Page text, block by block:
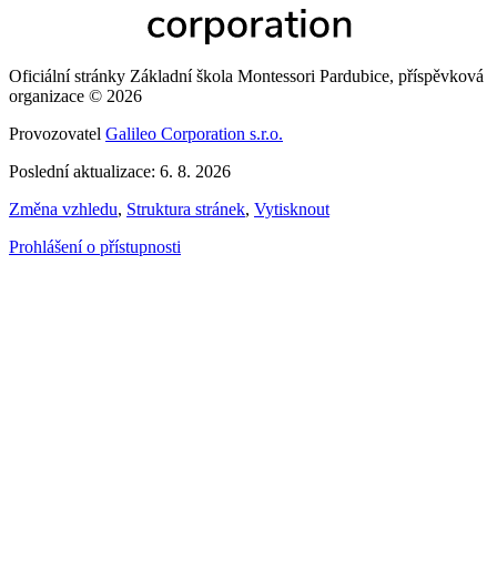
Oficiální stránky Základní škola Montessori Pardubice, příspěvková
organizace © 2026
Provozovatel Galileo Corporation s.r.o.
Poslední aktualizace: 6. 8. 2026
Změna vzhledu, Struktura stránek, Vytisknout
Prohlášení o přístupnosti